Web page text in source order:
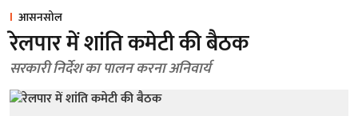
आसनसोल
रेलपार में शांति कमेटी की बैठक
सरकारी निर्देश का पालन करना अनिवार्य